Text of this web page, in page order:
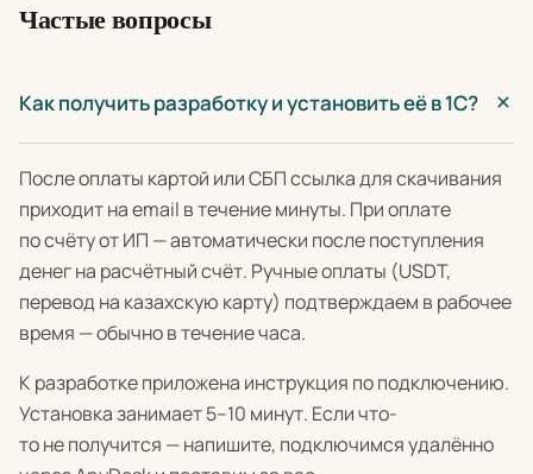
Частые вопросы
Как получить разработку и установить её в 1С?
После оплаты картой или СБП ссылка для скачивания
приходит на email в течение минуты. При оплате
по счёту от ИП — автоматически после поступления
денег на расчётный счёт. Ручные оплаты (USDT,
перевод на казахскую карту) подтверждаем в рабочее
время — обычно в течение часа.
К разработке приложена инструкция по подключению.
Установка занимает 5–10 минут. Если что-
то не получится — напишите, подключимся удалённо